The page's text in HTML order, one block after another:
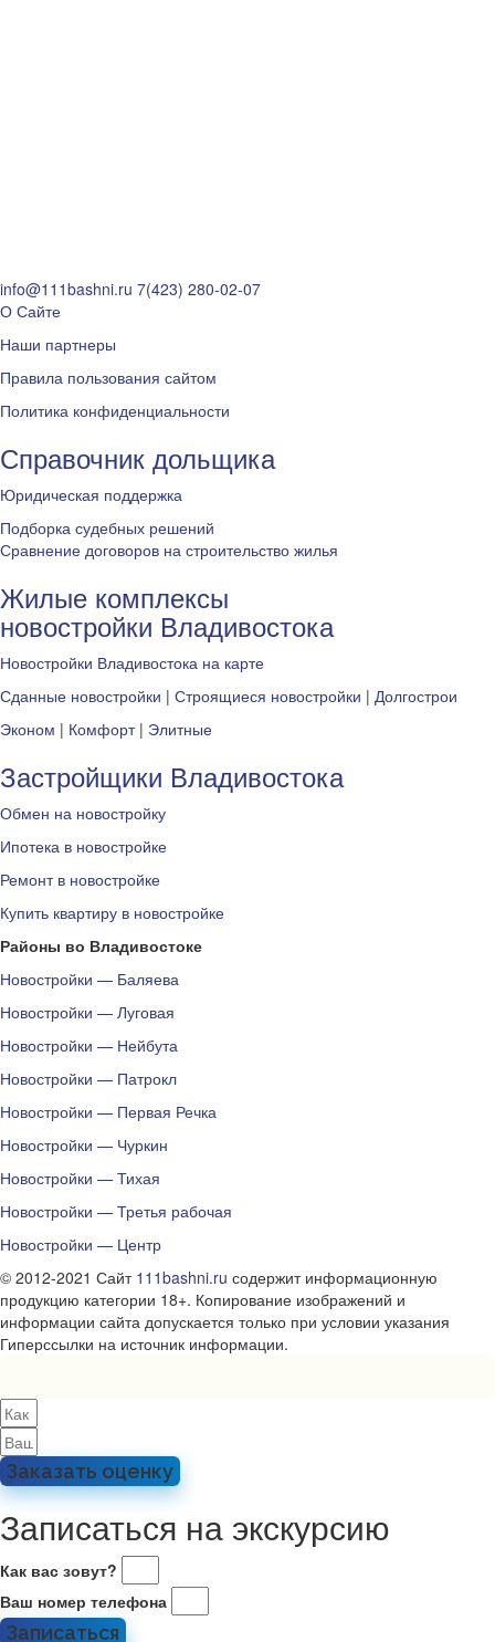
info@111bashni.ru 7(423) 280-02-07
О Сайте
Наши партнеры
Правила пользования сайтом
Политика конфиденциальности
Справочник дольщика
Юридическая поддержка
Подборка судебных решений
Сравнение договоров на строительство жилья
Жилые комплексы
новостройки Владивостока
Новостройки Владивостока на карте
Сданные новостройки | Строящиеся новостройки | Долгострои
Эконом | Комфорт| Элитные
Застройщики Владивостока
Обмен на новостройку
Ипотека в новостройке
Ремонт в новостройке
Купить квартиру в новостройке
Районы во Владивостоке
Новостройки — Баляева
Новостройки — Луговая
Новостройки — Нейбута
Новостройки — Патрокл
Новостройки — Первая Речка
Новостройки — Чуркин
Новостройки — Тихая
Новостройки — Третья рабочая
Новостройки — Центр
© 2012-2021 Сайт 111bashni.ru содержит информационную
продукцию категории 18+. Копирование изображений и
информации сайта допускается только при условии указания
Гиперссылки на источник информации.
Заказать оценку
Записаться на экскурсию
Как вас зовут?
Ваш номер телефона
Записаться